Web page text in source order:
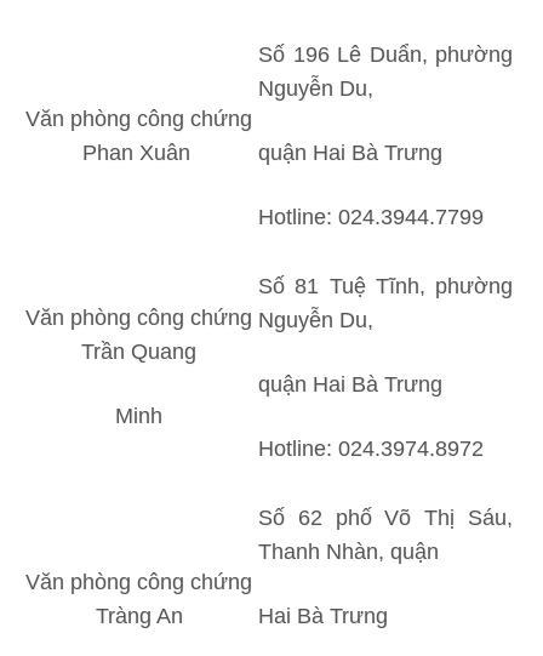
Văn phòng công chứng
Phan Xuân
Số 196 Lê Duẩn, phường
Nguyễn Du,
quận Hai Bà Trưng
Hotline: 024.3944.7799
Văn phòng công chứng
Trần Quang
Minh
Số 81 Tuệ Tĩnh, phường
Nguyễn Du,
quận Hai Bà Trưng
Hotline: 024.3974.8972
Văn phòng công chứng
Tràng An
Số 62 phố Võ Thị Sáu,
Thanh Nhàn, quận
Hai Bà Trưng